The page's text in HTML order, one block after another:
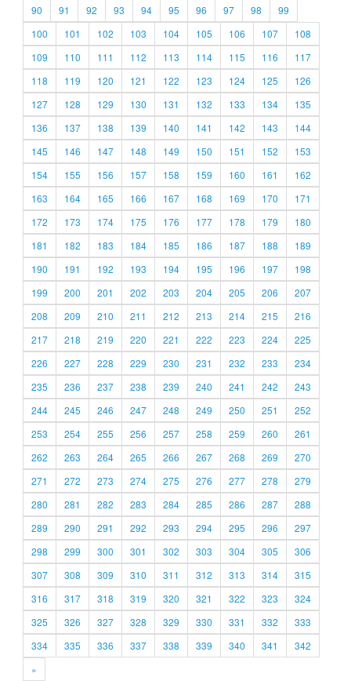
90
91 92 93 94 95 96 97 98
99
100
101 102 103 104 105 106 107
108
109
110 111 112 113 114 115 116
117
118
119 120 121 122 123 124 125
126
127
128 129 130 131 132 133 134
135
136
137 138 139 140 141 142 143
144
145
146 147 148 149 150 151 152
153
154
155 156 157 158 159 160 161
162
163
164 165 166 167 168 169 170
171
172
173 174 175 176 177 178 179
180
181
182 183 184 185 186 187 188
189
190
191 192 193 194 195 196 197
198
199
200 201 202 203 204 205 206
207
208
209 210 211 212 213 214 215
216
217
218 219 220 221 222 223 224
225
226
227 228 229 230 231 232 233
234
235
236 237 238 239 240 241 242
243
244
245 246 247 248 249 250 251
252
253
254 255 256 257 258 259 260
261
262
263 264 265 266 267 268 269
270
271
272 273 274 275 276 277 278
279
280
281 282 283 284 285 286 287
288
289
290 291 292 293 294 295 296
297
298
299 300 301 302 303 304 305
306
307
308 309 310 311 312 313 314
315
316
317 318 319 320 321 322 323
324
325
326 327 328 329 330 331 332
333
334
335 336 337 338 339 340 341
342
»